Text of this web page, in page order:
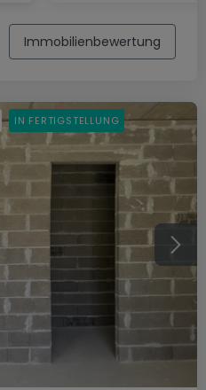
Immobilienbewertung
IN FERTIGSTELLUNG